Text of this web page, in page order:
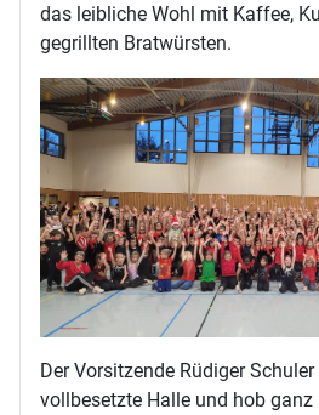
das leibliche Wohl mit Kaffee,
gegrillten Bratwürsten.
Der Vorsitzende Rüdiger
vollbesetzte Halle und hob ganz